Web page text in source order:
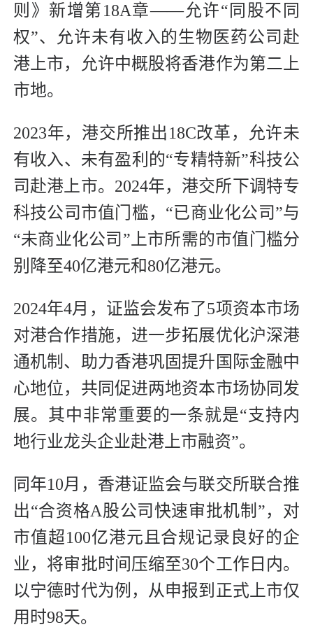
则》新增第18A章——允许“同股不同
权”、允许未有收入的生物医药公司赴
港上市，允许中概股将香港作为第二上
市地。
2023年，港交所推出18C改革，允许未
有收入、未有盈利的“专精特新”科技公
司赴港上市。2024年，港交所下调特专
科技公司市值门槛，“已商业化公司”与
“未商业化公司”上市所需的市值门槛分
别降至40亿港元和80亿港元。
2024年4月，证监会发布了5项资本市场
对港合作措施，进一步拓展优化沪深港
通机制、助力香港巩固提升国际金融中
心地位，共同促进两地资本市场协同发
展。其中非常重要的一条就是“支持内
地行业龙头企业赴港上市融资”。
同年10月，香港证监会与联交所联合推
出“合资格A股公司快速审批机制”，对
市值超100亿港元且合规记录良好的企
业，将审批时间压缩至30个工作日内。
以宁德时代为例，从申报到正式上市仅
用时98天。